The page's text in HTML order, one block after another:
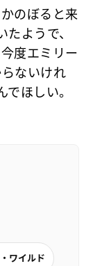
のぼると来
ようで、
度エミリー
ないけれ
ほしい。
ワイルド